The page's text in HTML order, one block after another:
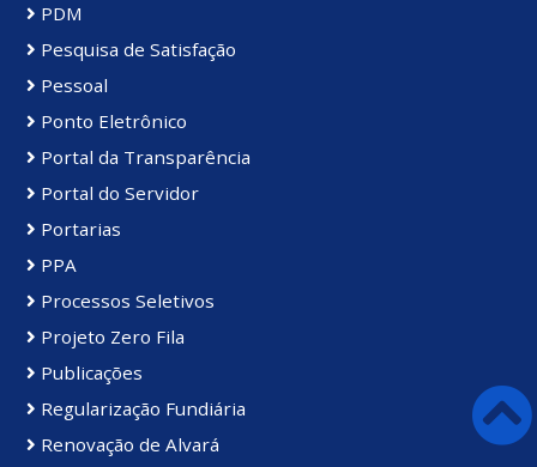
PDM
Pesquisa de Satisfação
Pessoal
Ponto Eletrônico
Portal da Transparência
Portal do Servidor
Portarias
PPA
Processos Seletivos
Projeto Zero Fila
Publicações
Regularização Fundiária
Renovação de Alvará